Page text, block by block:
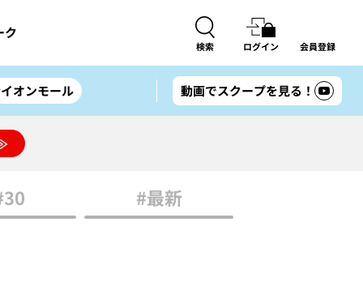
ク
検索 ログイン 会員登録
オンモール 動画でスクープを見る！
#最新